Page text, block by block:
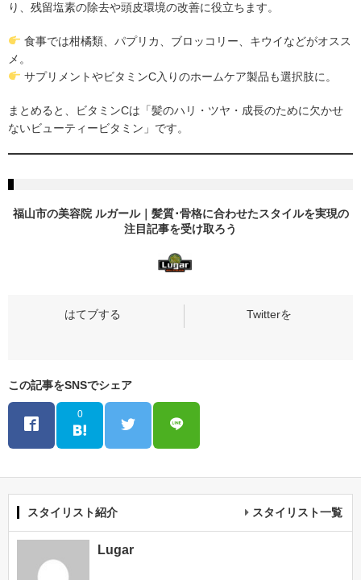
り、残留塩素の除去や頭皮環境の改善に役立ちます。
食事では柑橘類、パプリカ、ブロッコリー、キウイなどがオスス
メ。
サプリメントやビタミンC入りのホームケア製品も選択肢に。
まとめると、ビタミンCは「髪のハリ・ツヤ・成長のために欠かせ
ないビューティービタミン」です。
福山市の美容院 ルガール｜髪質･骨格に合わせたスタイルを実現の
注目記事を受け取ろう
この記事をSNSでシェア
0
スタイリスト紹介 スタイリスト一覧
Lugar